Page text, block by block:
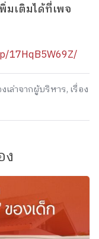
มเติมได้ที่เพจ
17HqB5W69Z/
งเล่าจากผู้บริหาร, เรื่อง
ง